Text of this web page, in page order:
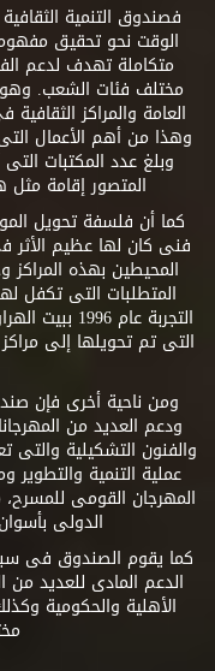
فصندوق التنمية
الوقت نحو تحقيق
متكاملة تهدف لدعم
مختلف فئات الشعب.
العامة والمراكز
وهذا من أهم الأعمال
وبلغ عدد المكتبات
المتصور إقامة مثل
كما أن فلسفة تحويل
فنى كان لها عظيم الأثر
المحيطين بهذه
المتطلبات التى تكفل
التجربة
ومن ناحية أخرى فإن
ودعم العديد من
والفنون التشكيلية
عملية التنمية والتطوير
المهرجان القومى
الدولى
كما يقوم الصندوق فى
الدعم المادى للعديد من
الأهلية والحكومية